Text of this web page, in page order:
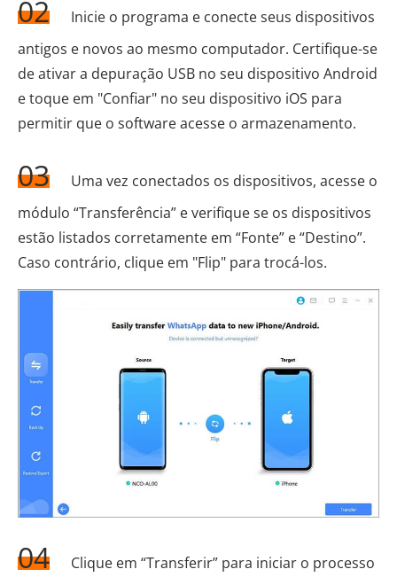
02
Inicie o programa e conecte seus dispositivos
antigos e novos ao mesmo computador. Certifique-se
de ativar a depuração USB no seu dispositivo Android
e toque em "Confiar" no seu dispositivo iOS para
permitir que o software acesse o armazenamento.
03
Uma vez conectados os dispositivos, acesse o
módulo “Transferência” e verifique se os dispositivos
estão listados corretamente em “Fonte” e “Destino”.
Caso contrário, clique em "Flip" para trocá-los.
04
Clique em “Transferir” para iniciar o processo